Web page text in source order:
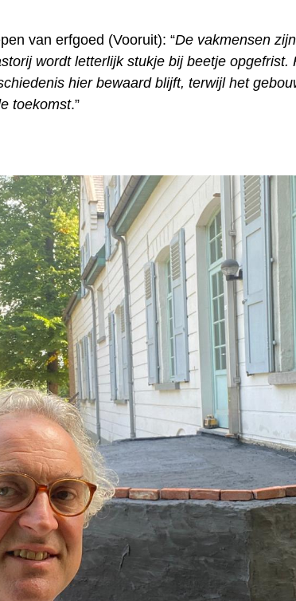
van erfgoed (Vooruit): “De vakmensen
wordt letterlijk stukje bij beetje opgefrist.
hier bewaard blijft, terwijl het
toekomst.”